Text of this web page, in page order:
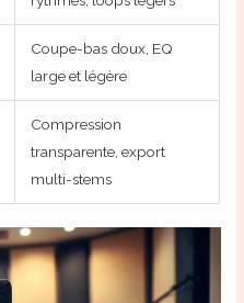
Coupe-bas doux, EQ
large et légère
Compression
transparente, export
multi-stems